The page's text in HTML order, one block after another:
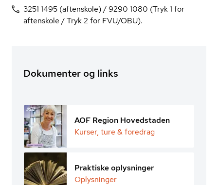
3251 1495 (aftenskole) / 9290 1080 (Tryk 1 for
aftenskole / Tryk 2 for FVU/OBU).
Dokumenter og links
AOF Region Hovedstaden
Kurser, ture & foredrag
Praktiske oplysninger
Oplysninger